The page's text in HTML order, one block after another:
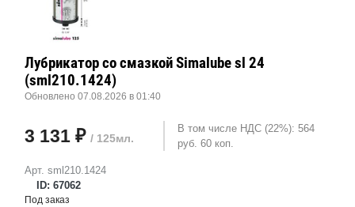
Арт. sml210.1424
ID: 67062
Лубрикатор со смазкой Simalube sl 24
(sml210.1424)
Обновлено 07.08.2026 в 01:40
3 131 ₽ / 125мл.
В том числе НДС (22%): 564
руб. 60 коп.
Под заказ